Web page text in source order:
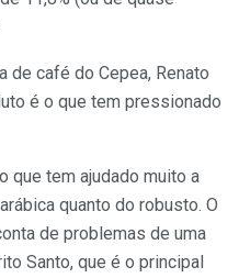
de café do Cepea, Renato
é o que tem pressionado
que tem ajudado muito a
quanto do robusto. O
de problemas de uma
Santo, que é o principal